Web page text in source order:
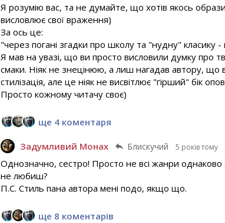
Я розумію вас, та не думайте, що хотів якось
висловлює свої враження)
За ось це:
"через погані згадки про школу та "нудну" класику
Я мав на увазі, що ви просто висловили думку про
смаки. Ніяк не знецінюю, а лиш нагадав автору, що
стилізація, але це ніяк не висвітлює "гірший" бік
Просто кожному читачу своє)
ще 4 коментаря
Задумливий Монах Блискучий 5 років тому
Однозначно, сестро! Просто не всі жанри
не любиш?
П.С. Стиль пана автора мені подо, якщо що.
ще 8 коментарів